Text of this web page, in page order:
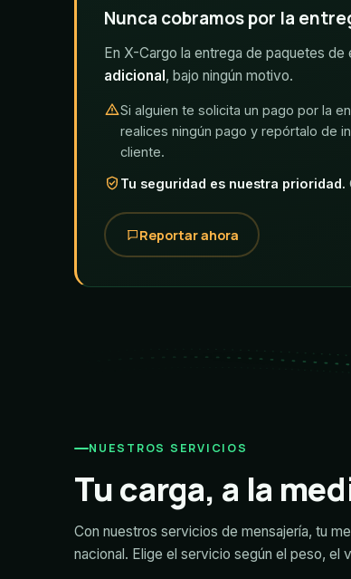
Nunca cobramos por la
En X-Cargo la entrega de paquetes
adicional, bajo ningún motivo.
Si alguien te solicita un pago por la
realices ningún pago y repórtalo de
cliente.
Tu seguridad es nuestra prioridad.
Reportar ahora
NUESTROS SERVICIOS
Tu carga, a la
Con nuestros servicios de mensajería, tu
nacional. Elige el servicio según el peso, el